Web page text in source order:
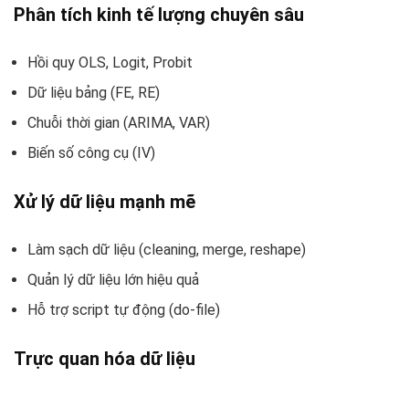
Phân tích kinh tế lượng chuyên sâu
Hồi quy OLS, Logit, Probit
Dữ liệu bảng (FE, RE)
Chuỗi thời gian (ARIMA, VAR)
Biến số công cụ (IV)
Xử lý dữ liệu mạnh mẽ
Làm sạch dữ liệu (cleaning, merge, reshape)
Quản lý dữ liệu lớn hiệu quả
Hỗ trợ script tự động (do-file)
Trực quan hóa dữ liệu